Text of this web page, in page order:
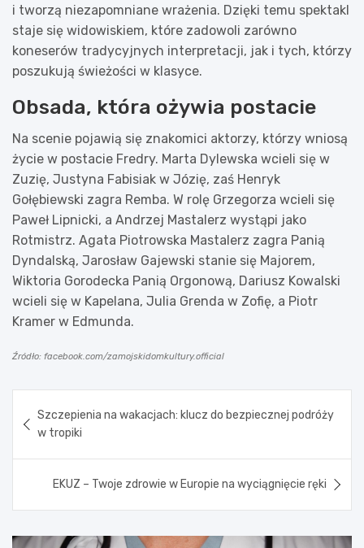
i tworzą niezapomniane wrażenia. Dzięki temu spektakl
staje się widowiskiem, które zadowoli zarówno
koneserów tradycyjnych interpretacji, jak i tych, którzy
poszukują świeżości w klasyce.
Obsada, która ożywia postacie
Na scenie pojawią się znakomici aktorzy, którzy wniosą
życie w postacie Fredry. Marta Dylewska wcieli się w
Zuzię, Justyna Fabisiak w Józię, zaś Henryk
Gołębiewski zagra Remba. W rolę Grzegorza wcieli się
Paweł Lipnicki, a Andrzej Mastalerz wystąpi jako
Rotmistrz. Agata Piotrowska Mastalerz zagra Panią
Dyndalską, Jarosław Gajewski stanie się Majorem,
Wiktoria Gorodecka Panią Orgonową, Dariusz Kowalski
wcieli się w Kapelana, Julia Grenda w Zofię, a Piotr
Kramer w Edmunda.
Źródło: facebook.com/zamojskidomkultury.official
wpisu
Szczepienia na wakacjach: klucz do bezpiecznej podróży
w tropiki
EKUZ – Twoje zdrowie w Europie na wyciągnięcie ręki